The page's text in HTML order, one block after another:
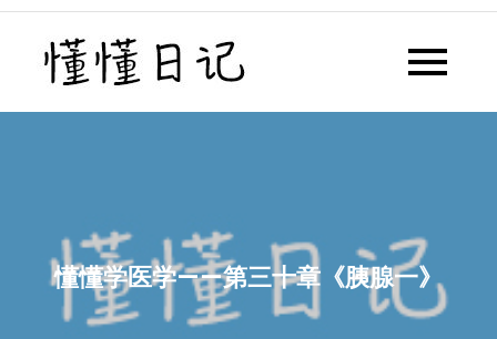
Skip
content
懂懂日记网每天同步更新懂懂学
懂懂学医学——第三十章《胰腺一》